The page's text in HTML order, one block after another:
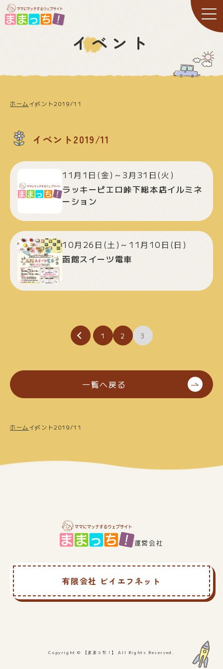
イベント
ホーム イベント2019/11
イベント2019/11
11月1日(金)～3月31日(火)
ラッキーピエロ峠下総本店イルミネ
ーション
10月26日(土)～11月10日(日)
函館スイーツ電車
の
ペ
ー
ジ
1 2 3
一覧へ戻る
ホーム イベント2019/11
運営会社
有限会社 ビイエフネット
Copyright © 【ままっち！】 All Rights Reserved.